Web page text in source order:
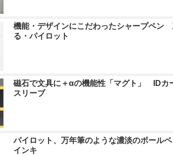
機能・デザインにこだわったシャープペン
る・パイロット
磁石で文具に＋αの機能性「マグト」 IDカ
スリーブ
パイロット、万年筆のような濃淡のボール
インキ